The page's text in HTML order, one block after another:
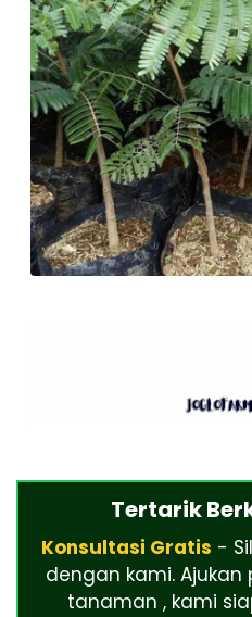
Tertarik
Konsultasi Gratis -
dengan kami.
tanaman , kami